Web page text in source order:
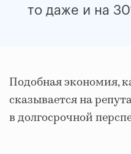
то даже и на
Подобная экономия,
сказывается на
в долгосрочной